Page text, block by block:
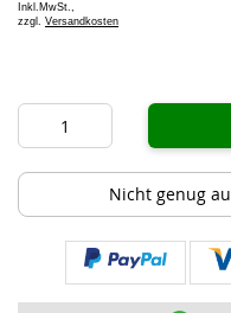
Inkl.MwSt.,
zzgl. Versandkosten
Nicht genug